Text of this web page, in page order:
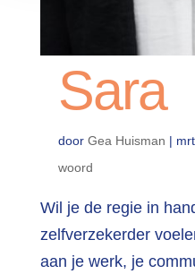
Sara
door Gea Huisman |
woord
Wil je de regie in
zelfverzekerder
aan je werk, je